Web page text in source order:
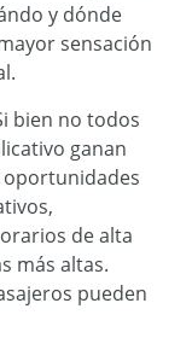
y dónde
sensación
bien no todos
ganan
oportunidades
de alta
más altas.
pueden